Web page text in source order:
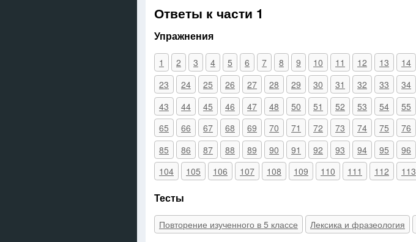
Ответы к части 1
Упражнения
1 2 3 4 5 6 7 8 9 10 11 12 13 14
23
24 25 26 27 28 29 30 31 32 33 34
43
44 45 46 47 48 50 51 52 53 54 55
65
66 67 68 69 70 71 72 73 74 75 76
85
86 87 88 89 90 91 92 93 94 95 96
104
105 106 107 108 109 110 111 112 113
Тесты
Повторение изученного в 5 классе Лексика и фразеология